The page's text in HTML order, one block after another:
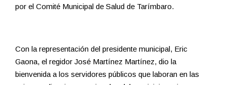
por el Comité Municipal de Salud de Tarímbaro.
Con la representación del presidente municipal, Eric
Gaona, el regidor José Martínez Martínez, dio la
bienvenida a los servidores públicos que laboran en las